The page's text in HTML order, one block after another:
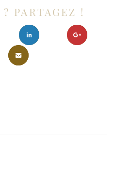
PARTAGEZ !